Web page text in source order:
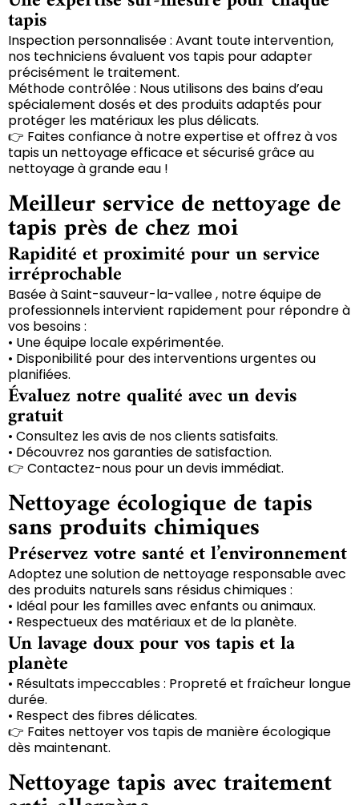
tapis
Inspection personnalisée : Avant toute intervention,
nos techniciens évaluent vos tapis pour adapter
précisément le traitement.
Méthode contrôlée : Nous utilisons des bains d’eau
spécialement dosés et des produits adaptés pour
protéger les matériaux les plus délicats.
👉 Faites confiance à notre expertise et offrez à vos
tapis un nettoyage efficace et sécurisé grâce au
nettoyage à grande eau !
Meilleur service de nettoyage de
tapis près de chez moi
Rapidité et proximité pour un service
irréprochable
Basée à Saint-sauveur-la-vallee , notre équipe de
professionnels intervient rapidement pour répondre à
vos besoins :
• Une équipe locale expérimentée.
• Disponibilité pour des interventions urgentes ou
planifiées.
Évaluez notre qualité avec un devis
gratuit
• Consultez les avis de nos clients satisfaits.
• Découvrez nos garanties de satisfaction.
👉 Contactez-nous pour un devis immédiat.
Nettoyage écologique de tapis
sans produits chimiques
Préservez votre santé et l’environnement
Adoptez une solution de nettoyage responsable avec
des produits naturels sans résidus chimiques :
• Idéal pour les familles avec enfants ou animaux.
• Respectueux des matériaux et de la planète.
Un lavage doux pour vos tapis et la
planète
• Résultats impeccables : Propreté et fraîcheur longue
durée.
• Respect des fibres délicates.
👉 Faites nettoyer vos tapis de manière écologique
dès maintenant.
Nettoyage tapis avec traitement